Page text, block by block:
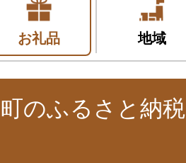
お礼品 地域
のふるさと納